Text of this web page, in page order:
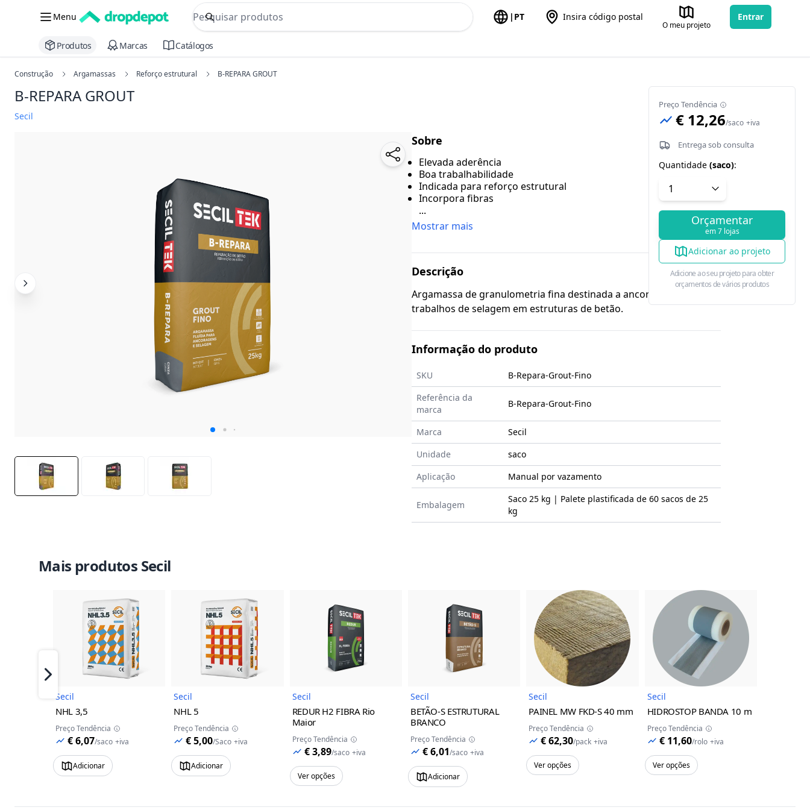
Menu
commerce search no header
Procurar
| PT Insira código postal
O meu projeto
Entrar
Produtos Marcas Catálogos
Construção Argamassas Reforço estrutural B-REPARA GROUT
B-REPARA GROUT
Secil
Sobre
Elevada aderência
Boa trabalhabilidade
Indicada para reforço estrutural
Incorpora fibras
...
Mostrar mais
Descrição
Argamassa de granulometria fina destinada a ancoragens e
trabalhos de selagem em estruturas de betão.
Informação do produto
SKU
B-Repara-Grout-Fino
Referência da
marca
B-Repara-Grout-Fino
Marca
Secil
Unidade
saco
Aplicação
Manual por vazamento
Embalagem
Saco 25 kg | Palete plastificada de 60 sacos de 25
kg
Preço Tendência
€ 12,26/saco +iva
Entrega sob consulta
Quantidade (saco):
Orçamentar
em 7 lojas
Adicionar ao projeto
Adicione ao seu projeto para obter
orçamentos de vários produtos
Mais produtos Secil
Imagem do Produto
Secil
NHL 3,5
Preço Tendência
€ 6,07/saco +iva
Adicionar
Imagem do Produto
Secil
NHL 5
Preço Tendência
€ 5,00/Saco +iva
Adicionar
Imagem do Produto
Secil
REDUR H2 FIBRA Rio
Maior
Preço Tendência
€ 3,89/saco +iva
Ver opções
Imagem do Produto
Secil
BETÃO-S ESTRUTURAL
BRANCO
Preço Tendência
€ 6,01/saco +iva
Adicionar
Imagem do Produto
Secil
PAINEL MW FKD-S40 mm
Preço Tendência
€ 62,30/pack +iva
Ver opções
Imagem do Produto
Secil
HIDROSTOP BANDA 10 m
Preço Tendência
€ 11,60/rolo +iva
Ver opções
Próximo